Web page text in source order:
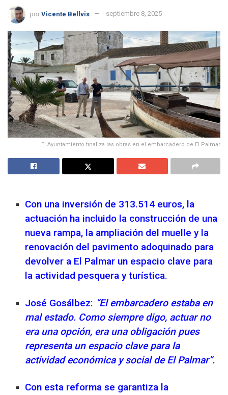
por Vicente Bellvis septiembre 8, 2025
El Ayuntamiento finaliza las obras en el embarcadero de El Palmar
Con una inversión de 313.514 euros, la
actuación ha incluido la construcción de una
nueva rampa, la ampliación del muelle y la
renovación del pavimento adoquinado para
devolver a El Palmar un espacio clave para
la actividad pesquera y turística.
José Gosálbez: “El embarcadero estaba en
mal estado. Como siempre digo, actuar no
era una opción, era una obligación pues
representa un espacio clave para la
actividad económica y social de El Palmar”.
Con esta reforma se garantiza la